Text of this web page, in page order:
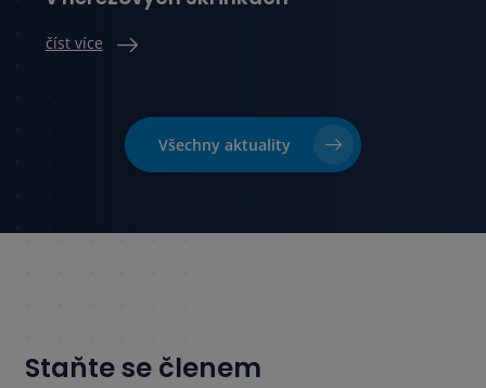
číst více
Všechny aktuality
Staňte se členem